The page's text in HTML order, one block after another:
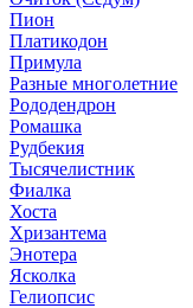
Пион
Платикодон
Примула
Разные многолетние
Рододендрон
Ромашка
Рудбекия
Тысячелистник
Фиалка
Хоста
Хризантема
Энотера
Ясколка
Гелиопсис